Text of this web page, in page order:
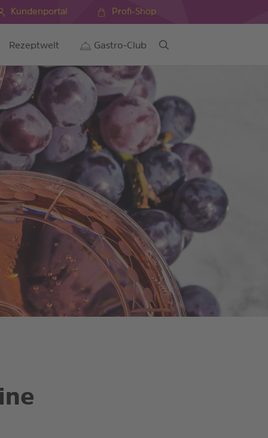
Kundenportal Profi-Shop
Rezeptwelt Gastro-Club